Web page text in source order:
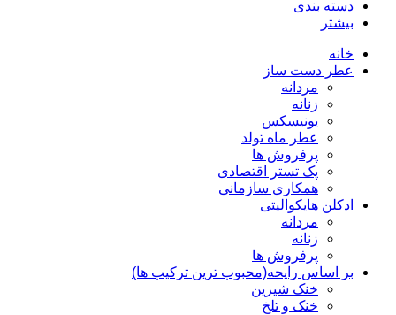
دسته بندی
بیشتر
خانه
عطر دست ساز
مردانه
زنانه
یونیسکس
عطر ماه تولد
پرفروش ها
پک تستر اقتصادی
همکاری سازمانی
ادکلن هایکوالیتی
مردانه
زنانه
پرفروش ها
بر اساس رایحه(محبوب ترین ترکیب ها)
خنک شیرین
خنک و تلخ